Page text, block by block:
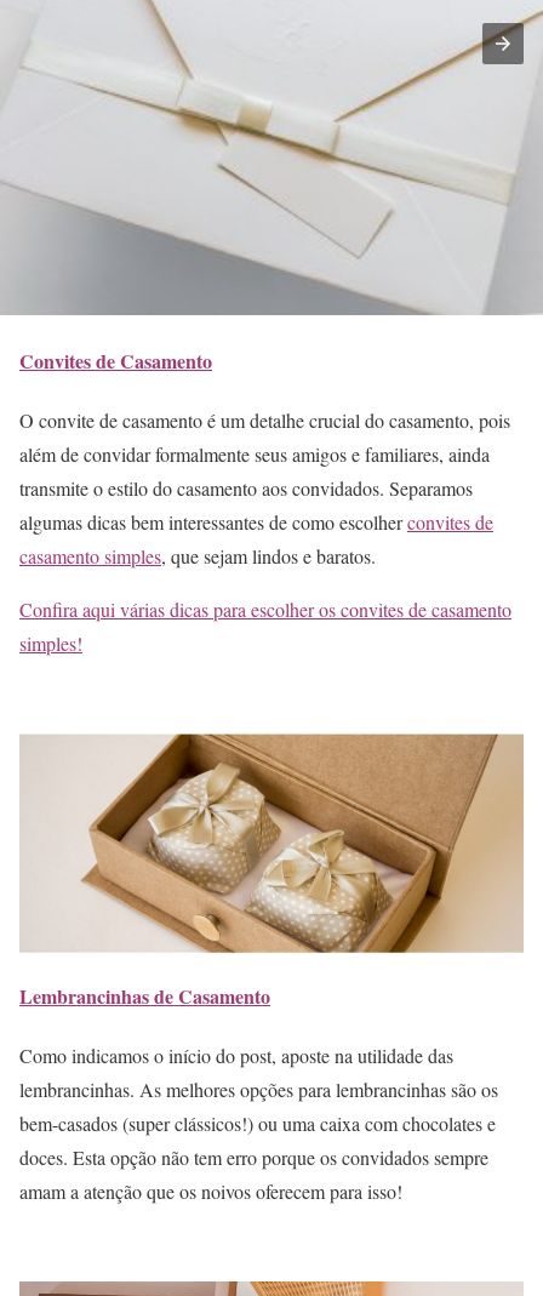
Convites de Casamento
O convite de casamento é um detalhe crucial do casamento, pois
além de convidar formalmente seus amigos e familiares, ainda
transmite o estilo do casamento aos convidados. Separamos
algumas dicas bem interessantes de como escolherconvites de
casamento simples, que sejam lindos e baratos.
Confira aqui várias dicas para escolher os convites de casamento
simples!
Lembrancinhas de Casamento
Como indicamos o início do post, aposte na utilidade das
lembrancinhas. As melhores opções para lembrancinhas são os
bem-casados (super clássicos!) ou uma caixa com chocolates e
doces. Esta opção não tem erro porque os convidados sempre
amam a atenção que os noivos oferecem para isso!